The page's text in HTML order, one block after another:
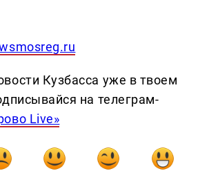
Кузбасса уже в твоем
на телеграм-
Live»